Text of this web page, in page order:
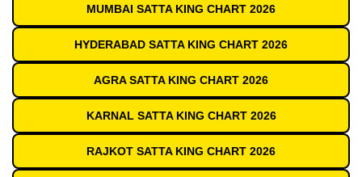
MUMBAI SATTA KING CHART 2026
HYDERABAD SATTA KING CHART 2026
AGRA SATTA KING CHART 2026
KARNAL SATTA KING CHART 2026
RAJKOT SATTA KING CHART 2026